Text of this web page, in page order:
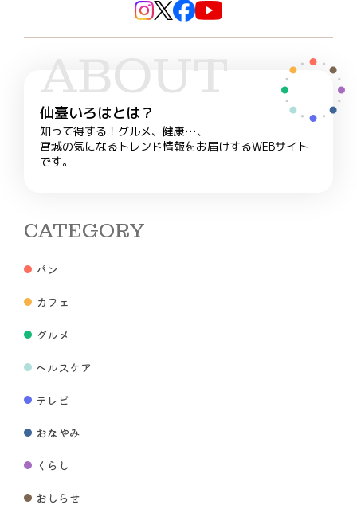
ABOUT
仙臺いろはとは？
知って得する！グルメ、健康…、
宮城の気になるトレンド情報をお届けするWEBサイト
です。
CATEGORY
パン
カフェ
グルメ
ヘルスケア
テレビ
おなやみ
くらし
おしらせ